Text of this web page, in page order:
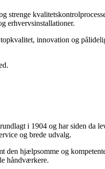
strenge
erhvervsinstallationer.
innovation og
i 1904 og har siden da
og brede udvalg.
den hjælpsomme og
håndværkere.